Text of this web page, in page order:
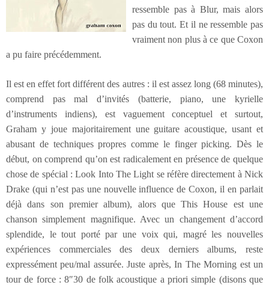
ressemble pas à Blur, mais alors
pas du tout. Et il ne ressemble pas
vraiment non plus à ce que Coxon
a pu faire précédemment.
Il est en effet fort différent des autres : il est assez long (68 minutes),
comprend pas mal d’invités (batterie, piano, une kyrielle
d’instruments indiens), est vaguement conceptuel et surtout,
Graham y joue majoritairement une guitare acoustique, usant et
abusant de techniques propres comme le finger picking. Dès le
début, on comprend qu’on est radicalement en présence de quelque
chose de spécial : Look Into The Light se réfère directement à Nick
Drake (qui n’est pas une nouvelle influence de Coxon, il en parlait
déjà dans son premier album), alors que This House est une
chanson simplement magnifique. Avec un changement d’accord
splendide, le tout porté par une voix qui, magré les nouvelles
expériences commerciales des deux derniers albums, reste
expressément peu/mal assurée. Juste après, In The Morning est un
tour de force : 8″30 de folk acoustique a priori simple (disons que